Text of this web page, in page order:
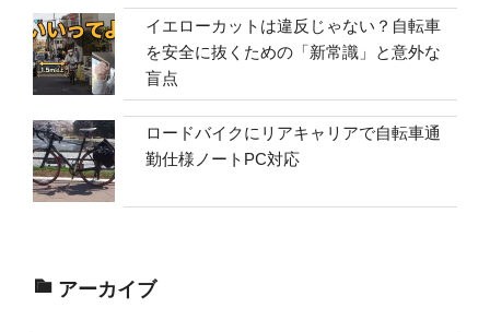
イエローカットは違反じゃない？自転車
を安全に抜くための「新常識」と意外な
盲点
ロードバイクにリアキャリアで自転車通
勤仕様ノートPC対応
アーカイブ